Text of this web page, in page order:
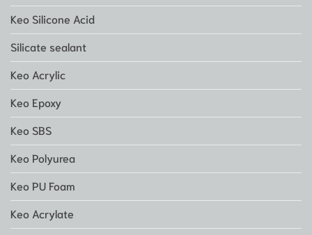
Keo Silicone Acid
Silicate sealant
Keo Acrylic
Keo Epoxy
Keo SBS
Keo Polyurea
Keo PU Foam
Keo Acrylate